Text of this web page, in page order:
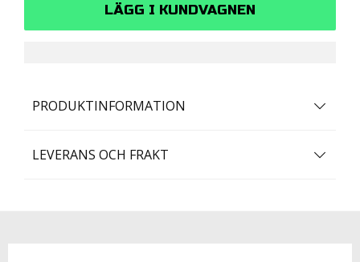
LÄGG I KUNDVAGNEN
PRODUKTINFORMATION
LEVERANS OCH FRAKT